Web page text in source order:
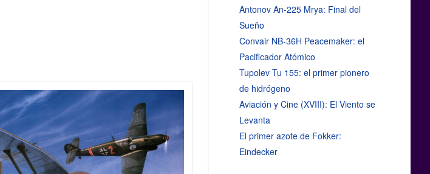
Antonov An-225 Mrya: Final del
Sueño
Convair NB-36H Peacemaker: el
Pacificador Atómico
Tupolev Tu 155: el primer pionero
de hidrógeno
Aviación y Cine (XVIII): El Viento se
Levanta
El primer azote de Fokker:
Eindecker